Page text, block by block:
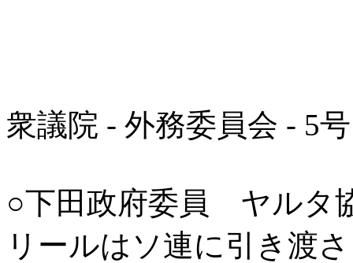
衆議院 - 外務委員会 - 5
○下田政府委員 ヤルタ
リールはソ連に引き渡